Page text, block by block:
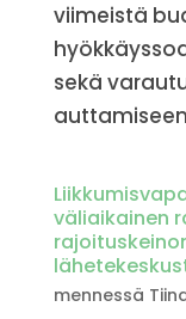
viimeistä
sekä
väliaikainen
mennessä